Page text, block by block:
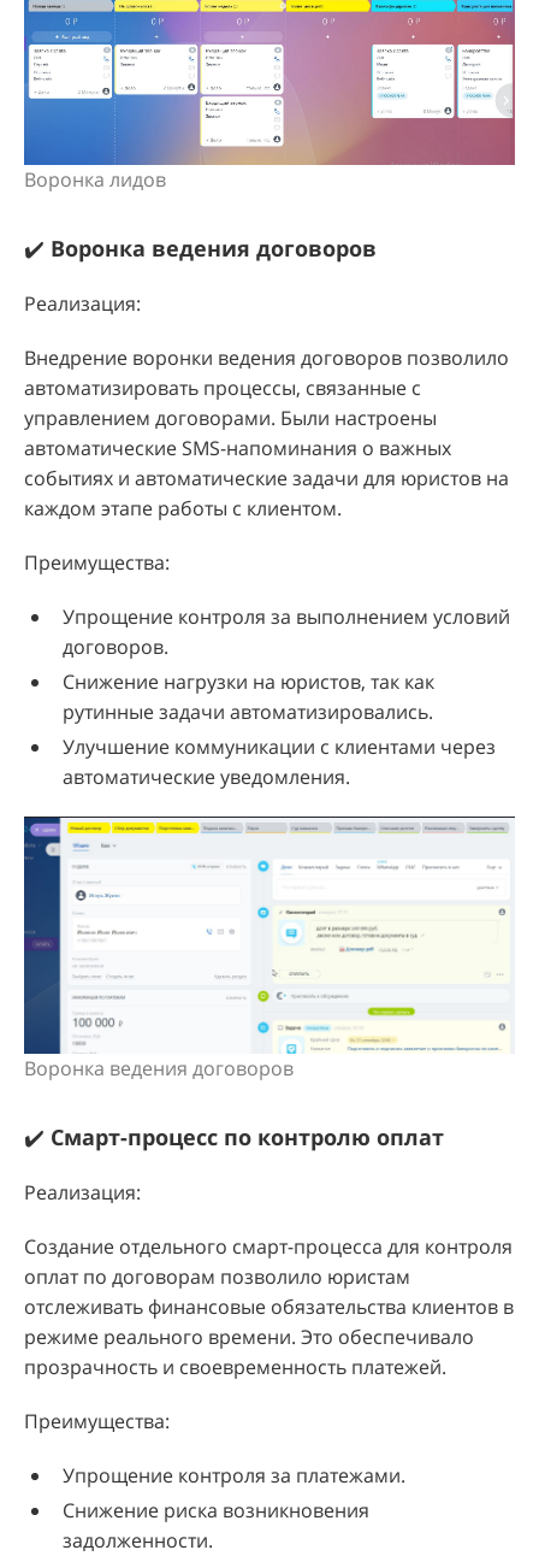
Воронка лидов
✔️ Воронка ведения договоров
Реализация:
Внедрение воронки ведения договоров позволило
автоматизировать процессы, связанные с
управлением договорами. Были настроены
автоматические SMS-напоминания о важных
событиях и автоматические задачи для юристов на
каждом этапе работы с клиентом.
Преимущества:
Упрощение контроля за выполнением условий
договоров.
Снижение нагрузки на юристов, так как
рутинные задачи автоматизировались.
Улучшение коммуникации с клиентами через
автоматические уведомления.
Воронка ведения договоров
✔️ Смарт-процесс по контролю оплат
Реализация:
Создание отдельного смарт-процесса для контроля
оплат по договорам позволило юристам
отслеживать финансовые обязательства клиентов в
режиме реального времени. Это обеспечивало
прозрачность и своевременность платежей.
Преимущества:
Упрощение контроля за платежами.
Снижение риска возникновения
задолженности.